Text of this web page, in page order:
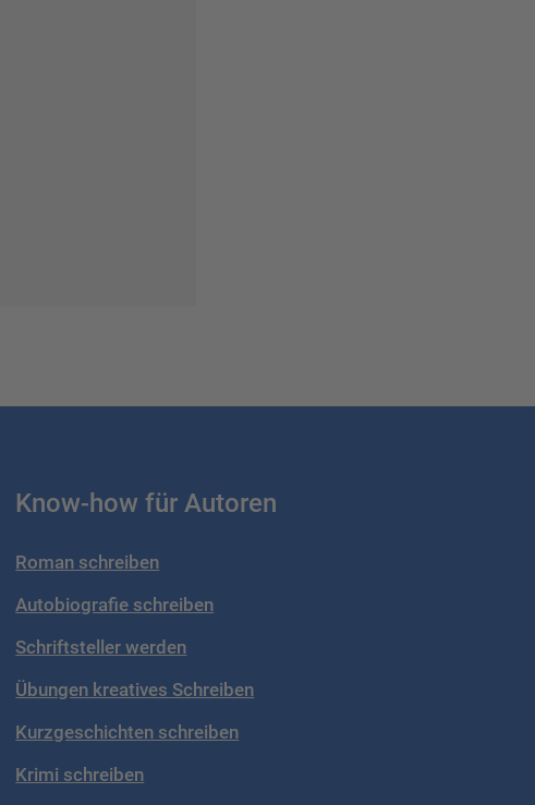
Know-how für Autoren
Roman schreiben
Autobiografie schreiben
Schriftsteller werden
Übungen kreatives Schreiben
Kurzgeschichten schreiben
Krimi schreiben